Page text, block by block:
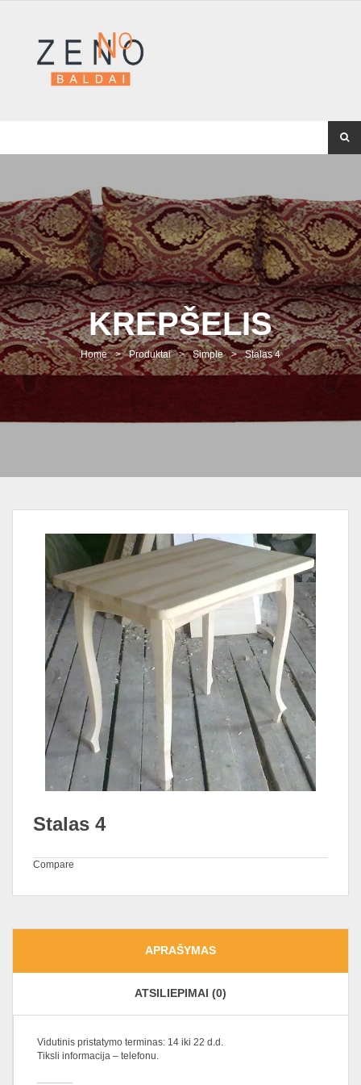
KREPŠELIS
Home > Produktai > Simple > Stalas 4
Stalas 4
Compare
APRAŠYMAS
ATSILIEPIMAI (0)
Vidutinis pristatymo terminas: 14 iki 22 d.d.
Tiksli informacija – telefonu.